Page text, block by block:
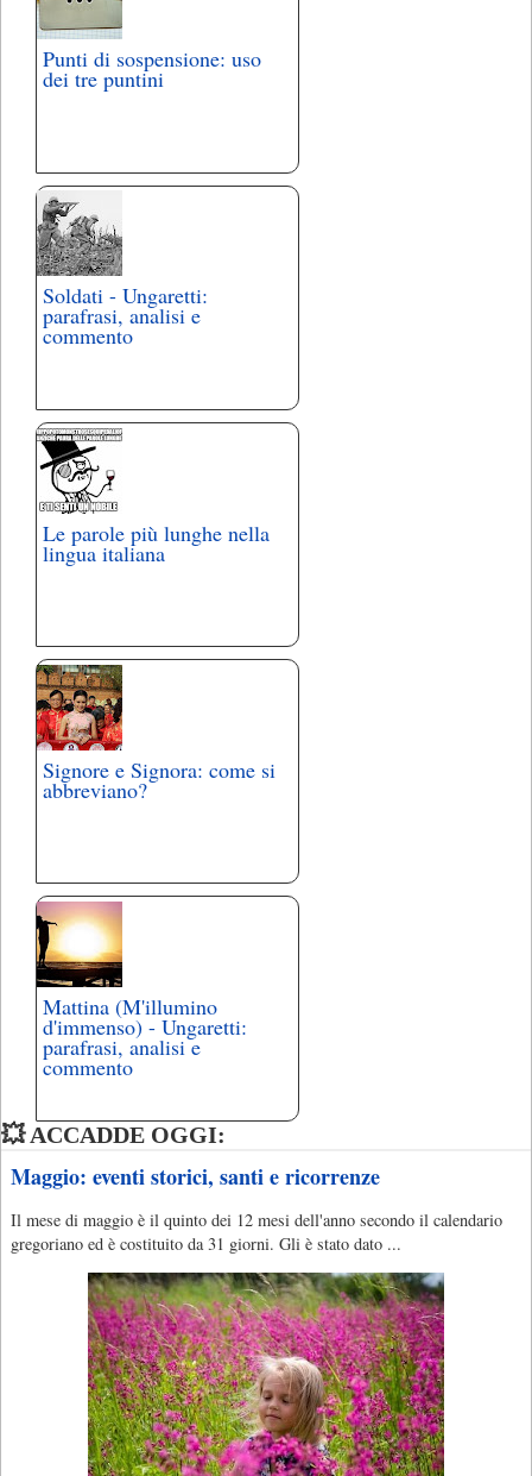
Punti di sospensione: uso
dei tre puntini
Soldati - Ungaretti:
parafrasi, analisi e
commento
Le parole più lunghe nella
lingua italiana
Signore e Signora: come si
abbreviano?
Mattina (M'illumino
d'immenso) - Ungaretti:
parafrasi, analisi e
commento
💥 ACCADDE OGGI:
Maggio: eventi storici, santi e ricorrenze
Il mese di maggio è il quinto dei 12 mesi dell'anno secondo il calendario
gregoriano ed è costituito da 31 giorni. Gli è stato dato ...